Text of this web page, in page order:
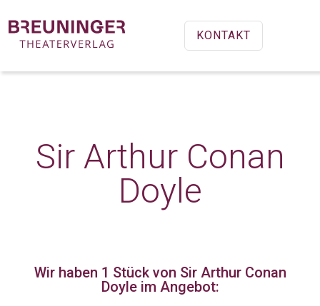
KONTAKT
Sir Arthur Conan
Doyle
Wir haben 1 Stückvon Sir Arthur Conan
Doyle im Angebot: